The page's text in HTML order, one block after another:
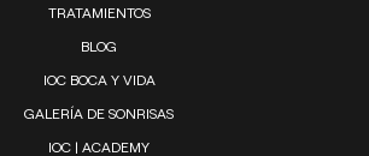
TRATAMIENTOS
BLOG
IOC BOCA Y VIDA
GALERÍA DE SONRISAS
IOC | ACADEMY